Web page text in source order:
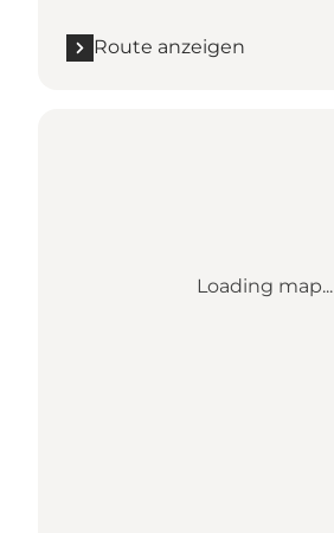
Route anzeigen
Loading map...